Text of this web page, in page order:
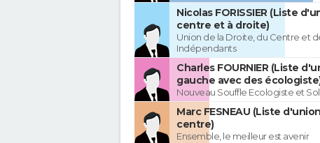
Nicolas FORISSIER (Liste
centre et à droite)
Union de la Droite, du Centre et
Indépendants
Charles FOURNIER (Liste
gauche avec des
Nouveau Souffle Ecologiste et
Marc FESNEAU (Liste
centre)
Ensemble, le meilleur est avenir